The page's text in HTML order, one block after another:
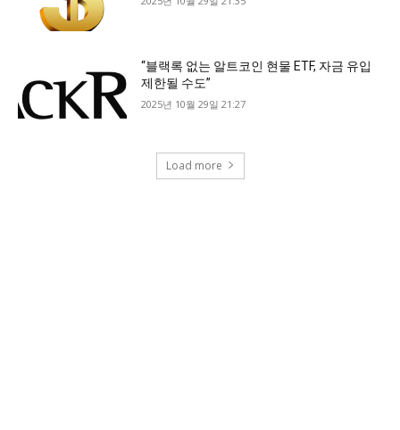
“블랙록 없는 알트코인 현물 ETF, 자금 유입
제한될 수도”
2025년 10월 29일 21:27
Load more